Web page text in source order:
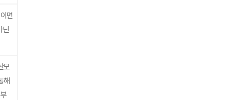
면
닌
모
해